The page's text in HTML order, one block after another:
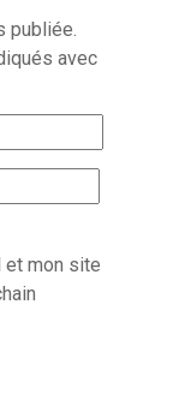
publiée.
avec
et mon site